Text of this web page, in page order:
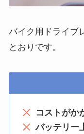
バイク用ドライブ
とおりです。
コストがか
バッテリー